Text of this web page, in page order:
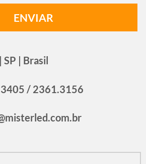
SP | Brasil
/ 2361.3156